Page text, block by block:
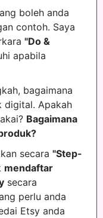
boleh anda
contoh. Saya
"Do &
apabila
bagaimana
digital. Apakah
Bagaimana
secara "Step-
mendaftar
secara
perlu anda
Etsy anda